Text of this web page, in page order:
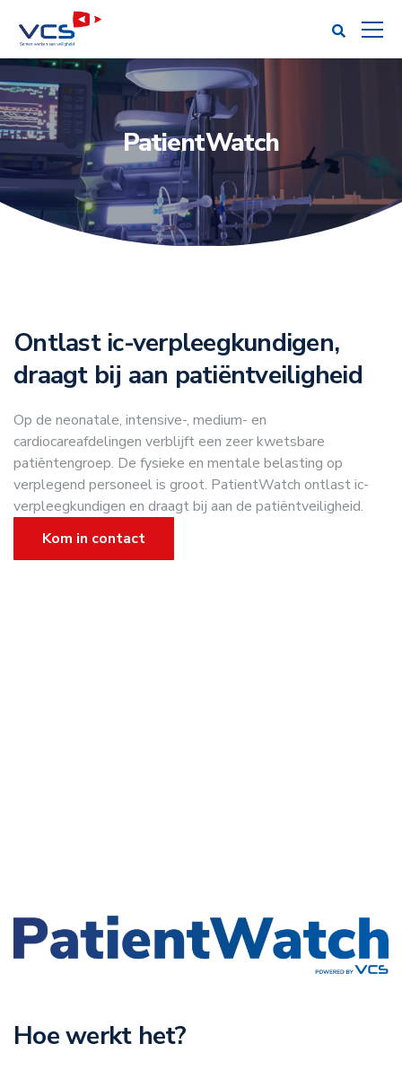
PatientWatch
Ontlast ic-verpleegkundigen,
draagt bij aan patiëntveiligheid
Op de neonatale, intensive-, medium- en
cardiocareafdelingen verblijft een zeer kwetsbare
patiëntengroep. De fysieke en mentale belasting op
verplegend personeel is groot. PatientWatch ontlast ic-
verpleegkundigen en draagt bij aan de patiëntveiligheid.
Kom in contact
Hoe werkt het?